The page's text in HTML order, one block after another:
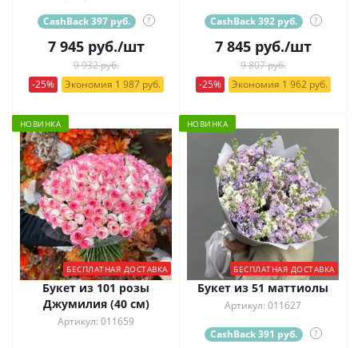
CashBack 397 руб. ?
7 945руб./шт
9 932 руб.
-25%
Экономия 1 987 руб.
CashBack 392 руб. ?
7 845руб./шт
9 807 руб.
-25%
Экономия 1 962 руб.
НОВИНКА
БЕСПЛАТНАЯ ДОСТАВКА
Букет из 101 розы
Джумилия (40 см)
Артикул: 011659
НОВИНКА
БЕСПЛАТНАЯ ДОСТАВКА
Букет из 51 маттиолы
Артикул: 011627
CashBack 391 руб. ?